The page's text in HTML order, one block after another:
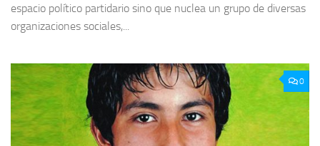
espacio político partidario sino que nuclea un grupo de diversas
organizaciones sociales,...
0